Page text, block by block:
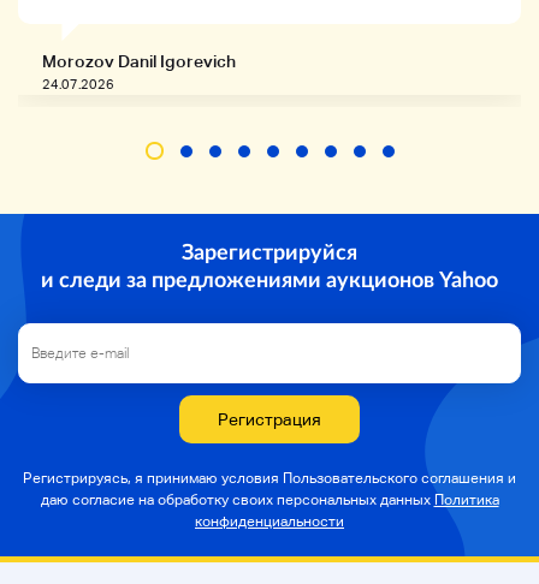
Morozov Danil Igorevich
24.07.2026
Зарегистрируйся
и следи за предложениями аукционов Yahoo
Регистрация
Регистрируясь, я принимаю условия Пользовательского соглашения и
даю согласие на обработку своих персональных данных Политика
конфиденциальности